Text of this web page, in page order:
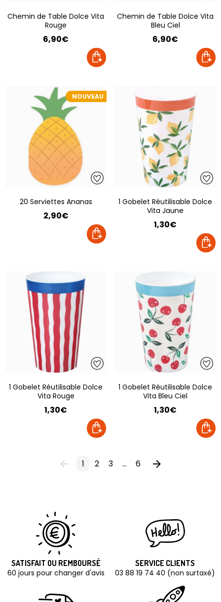
Chemin de Table Dolce Vita
Rouge
6,90€
Chemin de Table Dolce Vita
Bleu Ciel
6,90€
NOUVEAU
20 Serviettes Ananas
2,90€
1 Gobelet Réutilisable Dolce
Vita Jaune
1,30€
1 Gobelet Réutilisable Dolce
Vita Rouge
1,30€
1 Gobelet Réutilisable Dolce
Vita Bleu Ciel
1,30€
1 2 3 ... 6
SATISFAIT OU REMBOURSÉ
60 jours pour changer d'avis
SERVICE CLIENTS
03 88 19 74 40 (non surtaxé)